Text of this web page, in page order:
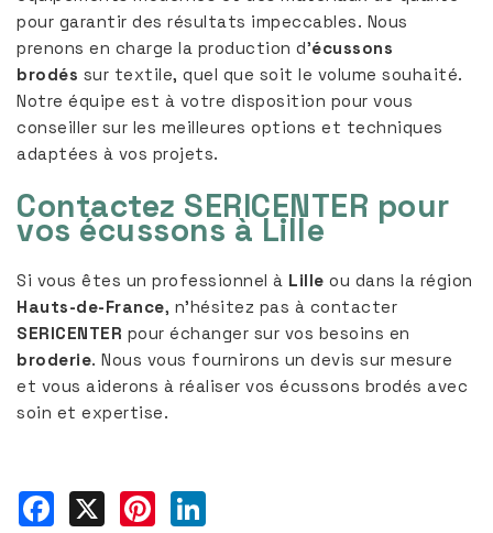
pour garantir des résultats impeccables. Nous
prenons en charge la production d’écussons
brodés sur textile, quel que soit le volume souhaité.
Notre équipe est à votre disposition pour vous
conseiller sur les meilleures options et techniques
adaptées à vos projets.
Contactez SERICENTER pour
vos écussons à Lille
Si vous êtes un professionnel à Lille ou dans la région
Hauts-de-France, n’hésitez pas à contacter
SERICENTER pour échanger sur vos besoins en
broderie. Nous vous fournirons un devis sur mesure
et vous aiderons à réaliser vos écussons brodés avec
soin et expertise.
Facebook
X Pinterest